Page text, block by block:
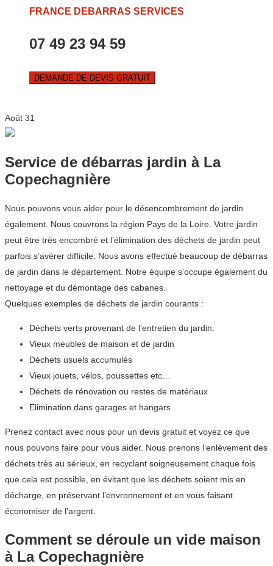
FRANCE DEBARRAS SERVICES
07 49 23 94 59
DEMANDE DE DEVIS GRATUIT
Août 31
Service de débarras jardin à La
Copechagnière
Nous pouvons vous aider pour le désencombrement de jardin
également. Nous couvrons la région Pays de la Loire. Votre jardin
peut être très encombré et l’élimination des déchets de jardin peut
parfois s’avérer difficile. Nous avons effectué beaucoup de débarras
de jardin dans le département. Notre équipe s’occupe également du
nettoyage et du démontage des cabanes.
Quelques exemples de déchets de jardin courants :
Déchets verts provenant de l’entretien du jardin.
Vieux meubles de maison et de jardin
Déchets usuels accumulés
Vieux jouets, vélos, poussettes etc…
Déchets de rénovation ou restes de matériaux
Elimination dans garages et hangars
Prenez contact avec nous pour un devis gratuit et voyez ce que
nous pouvons faire pour vous aider. Nous prenons l’enlèvement des
déchets très au sérieux, en recyclant soigneusement chaque fois
que cela est possible, en évitant que les déchets soient mis en
décharge, en préservant l’envronnement et en vous faisant
économiser de l’argent.
Comment se déroule un vide maison
à La Copechagnière